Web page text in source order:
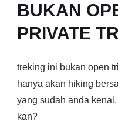
BUKAN
PRIVATE
treking ini bukan open
hanya akan hiking
yang sudah anda
kan?